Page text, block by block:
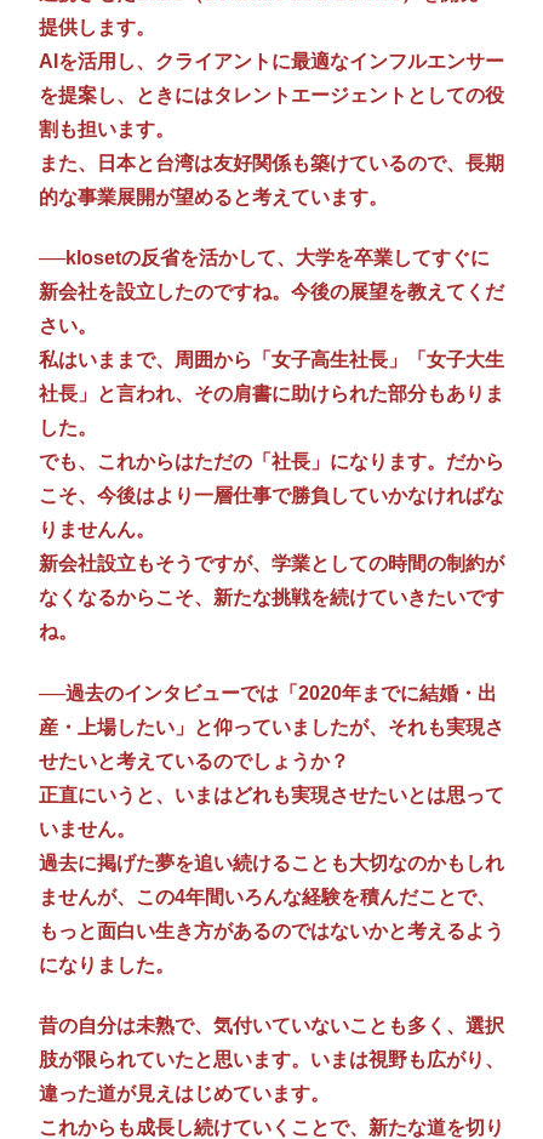
提供します。
AIを活用し、クライアントに最適なインフルエンサー
を提案し、ときにはタレントエージェントとしての役
割も担います。
また、日本と台湾は友好関係も築けているので、長期
的な事業展開が望めると考えています。
──klosetの反省を活かして、大学を卒業してすぐに
新会社を設立したのですね。今後の展望を教えてくだ
さい。
私はいままで、周囲から「女子高生社長」「女子大生
社長」と言われ、その肩書に助けられた部分もありま
した。
でも、これからはただの「社長」になります。だから
こそ、今後はより一層仕事で勝負していかなければな
りませんん。
新会社設立もそうですが、学業としての時間の制約が
なくなるからこそ、新たな挑戦を続けていきたいです
ね。
──過去のインタビューでは「2020年までに結婚・出
産・上場したい」と仰っていましたが、それも実現さ
せたいと考えているのでしょうか？
正直にいうと、いまはどれも実現させたいとは思って
いません。
過去に掲げた夢を追い続けることも大切なのかもしれ
ませんが、この4年間いろんな経験を積んだことで、
もっと面白い生き方があるのではないかと考えるよう
になりました。
昔の自分は未熟で、気付いていないことも多く、選択
肢が限られていたと思います。いまは視野も広がり、
違った道が見えはじめています。
これからも成長し続けていくことで、新たな道を切り